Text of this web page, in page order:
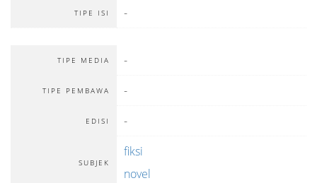
TIPE ISI -
TIPE MEDIA -
TIPE PEMBAWA -
EDISI -
SUBJEK
fiksi
novel